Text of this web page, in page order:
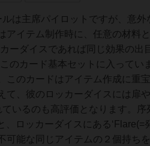
は主席パイロットですが、意
アイテム制作時に、任意の材料
ーダイスであれば同じ効果の
のカード基本セットに入って
このカードはアイテム作成に重
て、彼のロッカーダイスには扉
ているのも高評価となります。
、ロッカーダイスにある
可能な同じアイテムの２個持ち